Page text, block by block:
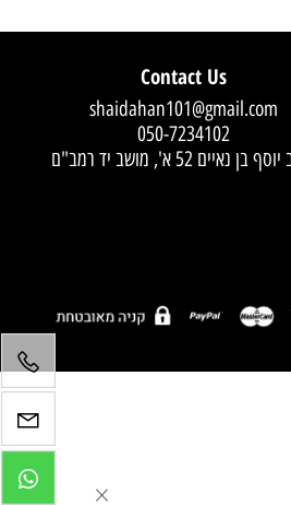
Contact Us
shaidahan101@gmail.com
050-7234102